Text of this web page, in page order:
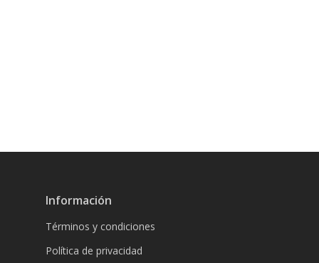
Información
Términos y condiciones
Política de privacidad